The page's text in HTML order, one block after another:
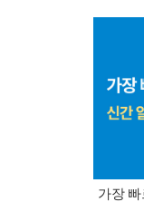
가장